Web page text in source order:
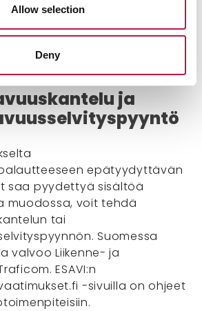
Allow selection
Deny
ja viestintävirasto
voi tehdä ja miten asia
ja
epätyydyttävän
saa pyydettyä sisältöä
muodossa, voit tehdä
tai
Suomessa
valvoo Liikenne- ja
ESAVI:n
-sivuilla on ohjeet